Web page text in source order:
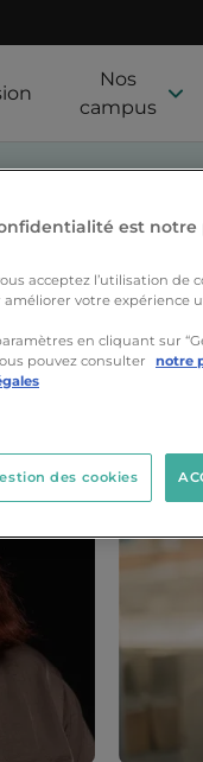
Nos
campus
est notre
acceptez l’utilisation
votre expérience
en cliquant sur
pouvez consulter
notre
des cookies